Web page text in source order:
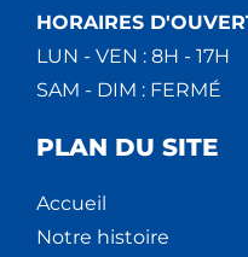
HORAIRES
LUN - VEN : 8H - 17H
SAM - DIM : FERMÉ
PLAN DU SITE
Accueil
Notre histoire